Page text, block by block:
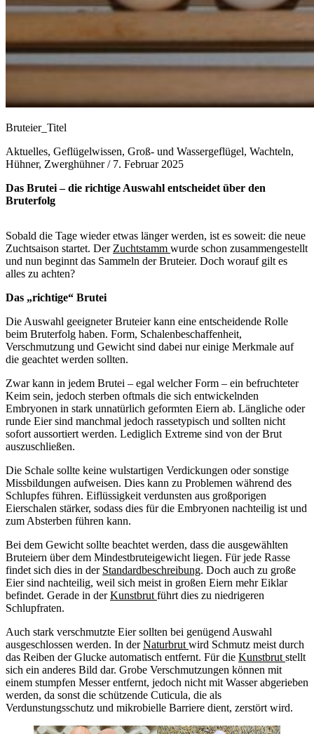
Bruteier_Titel
Aktuelles, Geflügelwissen, Groß- und Wassergeflügel, Wachteln,
Hühner, Zwerghühner / 7. Februar 2025
Das Brutei – die richtige Auswahl entscheidet über den
Bruterfolg
Sobald die Tage wieder etwas länger werden, ist es soweit: die neue
Zuchtsaison startet. Der Zuchtstamm wurde schon zusammengestellt
und nun beginnt das Sammeln der Bruteier. Doch worauf gilt es
alles zu achten?
Das „richtige“ Brutei
Die Auswahl geeigneter Bruteier kann eine entscheidende Rolle
beim Bruterfolg haben. Form, Schalenbeschaffenheit,
Verschmutzung und Gewicht sind dabei nur einige Merkmale auf
die geachtet werden sollten.
Zwar kann in jedem Brutei – egal welcher Form – ein befruchteter
Keim sein, jedoch sterben oftmals die sich entwickelnden
Embryonen in stark unnatürlich geformten Eiern ab. Längliche oder
runde Eier sind manchmal jedoch rassetypisch und sollten nicht
sofort aussortiert werden. Lediglich Extreme sind von der Brut
auszuschließen.
Die Schale sollte keine wulstartigen Verdickungen oder sonstige
Missbildungen aufweisen. Dies kann zu Problemen während des
Schlupfes führen. Eiflüssigkeit verdunsten aus großporigen
Eierschalen stärker, sodass dies für die Embryonen nachteilig ist und
zum Absterben führen kann.
Bei dem Gewicht sollte beachtet werden, dass die ausgewählten
Bruteiern über dem Mindestbruteigewicht liegen. Für jede Rasse
findet sich dies in der Standardbeschreibung. Doch auch zu große
Eier sind nachteilig, weil sich meist in großen Eiern mehr Eiklar
befindet. Gerade in derKunstbrut führt dies zu niedrigeren
Schlupfraten.
Auch stark verschmutzte Eier sollten bei genügend Auswahl
ausgeschlossen werden. In derNaturbrut wird Schmutz meist durch
das Reiben der Glucke automatisch entfernt. Für die Kunstbrut stellt
sich ein anderes Bild dar. Grobe Verschmutzungen können mit
einem stumpfen Messer entfernt, jedoch nicht mit Wasser abgerieben
werden, da sonst die schützende Cuticula, die als
Verdunstungsschutz und mikrobielle Barriere dient, zerstört wird.